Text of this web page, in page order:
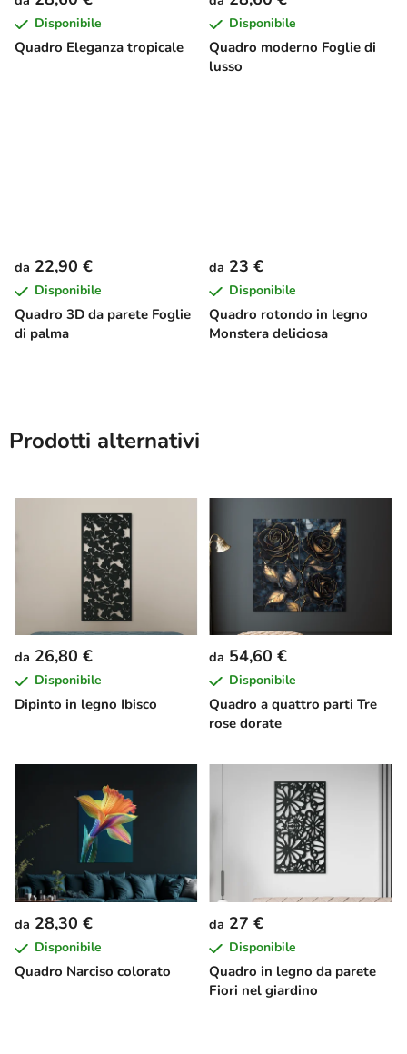
Quadro Eleganza tropicale
Disponibile
Quadro moderno Foglie di
lusso
Disponibile
Quadro 3D da parete Foglie
di palma
da 22,90 €
Disponibile
Quadro rotondo in legno
Monstera deliciosa
da 23 €
Disponibile
Prodotti alternativi
Dipinto in legno Ibisco
da 26,80 €
Disponibile
Quadro a quattro parti Tre
rose dorate
da 54,60 €
Disponibile
Quadro Narciso colorato
da 28,30 €
Disponibile
Quadro in legno da parete
Fiori nel giardino
da 27 €
Disponibile